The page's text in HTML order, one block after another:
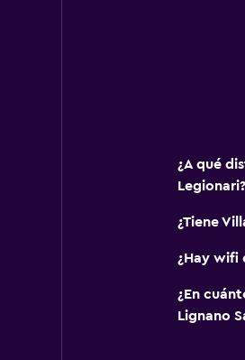
¿A qué
Legionari?
¿Tiene
¿Hay wifi
¿En
Lignano